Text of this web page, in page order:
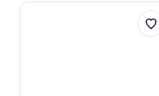
Marshall